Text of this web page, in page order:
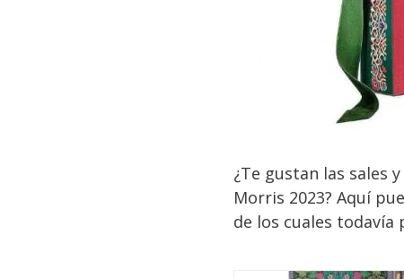
¿Te gustan las sales
Morris 2023? Aquí
de los cuales todavía